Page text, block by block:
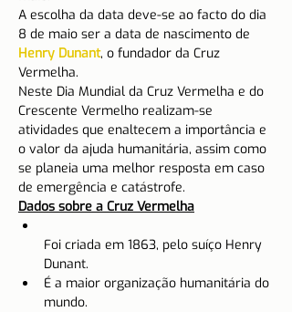
A escolha da data deve-se ao facto do dia
8 de maio ser a data de nascimento de
Henry Dunant, o fundador da Cruz
Vermelha.
Neste Dia Mundial da Cruz Vermelha e do
Crescente Vermelho realizam-se
atividades que enaltecem a importância e
o valor da ajuda humanitária, assim como
se planeia uma melhor resposta em caso
de emergência e catástrofe.
Dados sobre a Cruz Vermelha
Foi criada em 1863, pelo suíço Henry
Dunant.
É a maior organização humanitária do
mundo.